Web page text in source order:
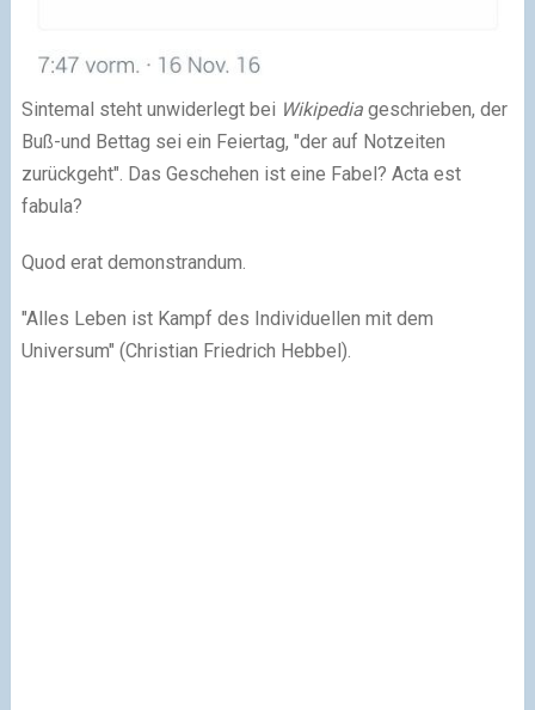
Sintemal steht unwiderlegt bei Wikipediageschrieben, der
Buß-und Bettag sei ein Feiertag, "der auf Notzeiten
zurückgeht". Das Geschehen ist eine Fabel? Acta est
fabula?
Quod erat demonstrandum.
"Alles Leben ist Kampf des Individuellen mit dem
Universum" (Christian Friedrich Hebbel).